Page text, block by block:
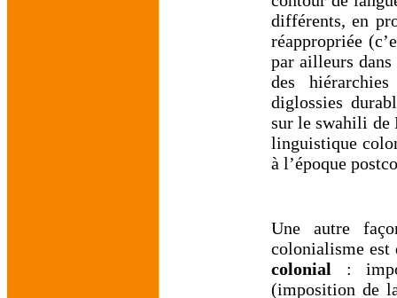
différents, en
réappropriée
par ailleurs
des
diglossies
sur le swahili de
linguistique
à l’époque
Une autre
colonialisme est
colonial :
(imposition de